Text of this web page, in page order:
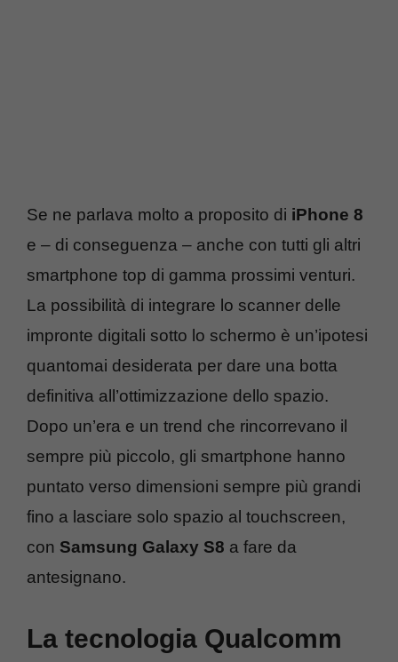
Se ne parlava molto a proposito di iPhone 8
e – di conseguenza – anche con tutti gli altri
smartphone top di gamma prossimi venturi.
La possibilità di integrare lo scanner delle
impronte digitali sotto lo schermo è un’ipotesi
quantomai desiderata per dare una botta
definitiva all’ottimizzazione dello spazio.
Dopo un’era e un trend che rincorrevano il
sempre più piccolo, gli smartphone hanno
puntato verso dimensioni sempre più grandi
fino a lasciare solo spazio al touchscreen,
con Samsung Galaxy S8 a fare da
antesignano.
La tecnologia Qualcomm